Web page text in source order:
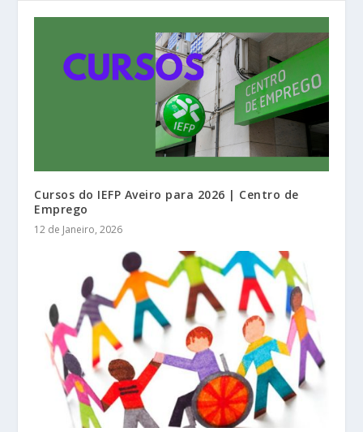
Cursos do IEFP Aveiro para 2026 | Centro de
Emprego
12 de Janeiro, 2026